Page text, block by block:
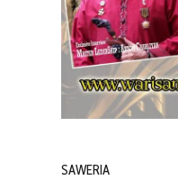
SAWERIA